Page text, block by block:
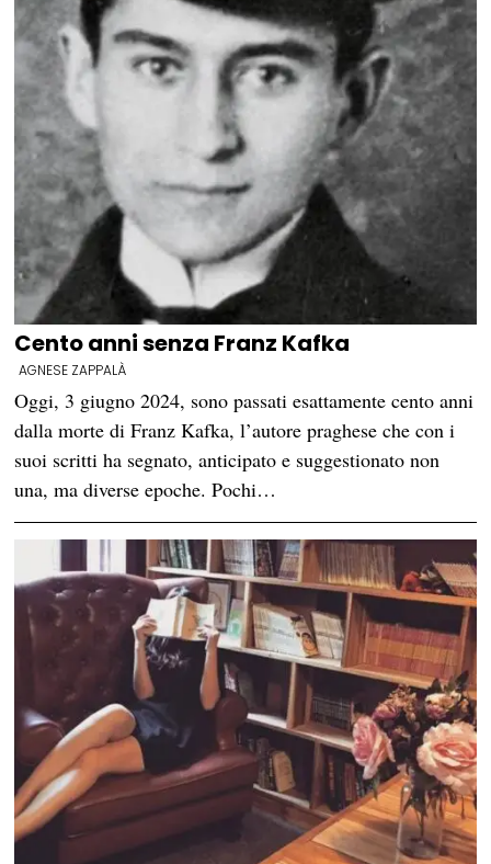
Cento anni senza Franz Kafka
AGNESE ZAPPALÀ
Oggi, 3 giugno 2024, sono passati esattamente cento anni
dalla morte di Franz Kafka, l’autore praghese che con i
suoi scritti ha segnato, anticipato e suggestionato non
una, ma diverse epoche. Pochi…